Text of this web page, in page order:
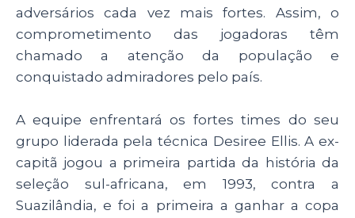
adversários cada vez mais fortes. Assim, o
comprometimento das jogadoras têm
chamado a atenção da população e
conquistado admiradores pelo país.
A equipe enfrentará os fortes times do seu
grupo liderada pela técnica Desiree Ellis. A ex-
capitã jogou a primeira partida da história da
seleção sul-africana, em 1993, contra a
Suazilândia, e foi a primeira a ganhar a copa